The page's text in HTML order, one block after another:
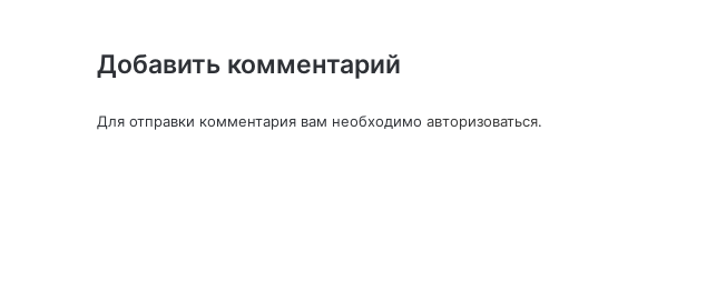
Добавить комментарий
Для отправки комментария вам необходимо авторизоваться.